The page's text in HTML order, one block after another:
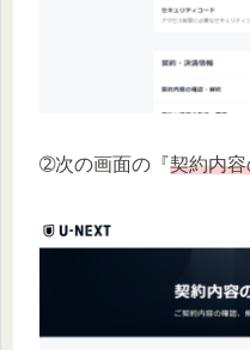
➁次の画面の『契約内